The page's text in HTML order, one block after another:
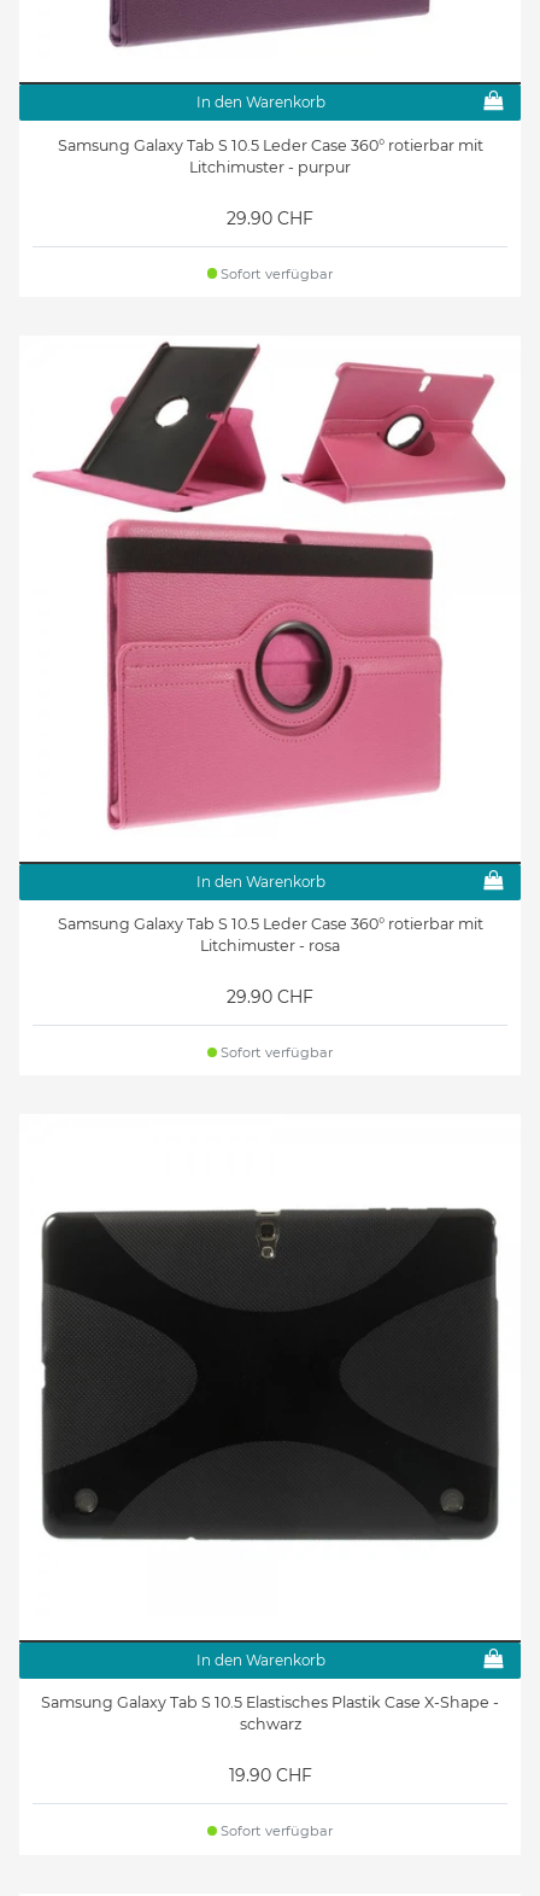
In den Warenkorb
Samsung Galaxy Tab S 10.5 Leder Case 360° rotierbar mit
Litchimuster - purpur
29.90 CHF
Sofort verfügbar
In den Warenkorb
Samsung Galaxy Tab S 10.5 Leder Case 360° rotierbar mit
Litchimuster - rosa
29.90 CHF
Sofort verfügbar
In den Warenkorb
Samsung Galaxy Tab S 10.5 Elastisches Plastik Case X-Shape -
schwarz
19.90 CHF
Sofort verfügbar